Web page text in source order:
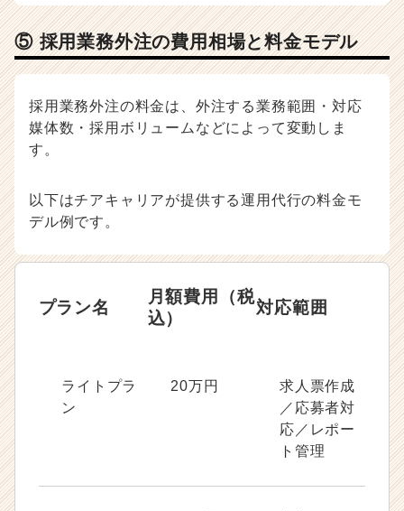
⑤ 採用業務外注の費用相場と料金モデル
採用業務外注の料金は、外注する業務範囲・対応
媒体数・採用ボリュームなどによって変動しま
す。
以下はチアキャリアが提供する運用代行の料金モ
デル例です。
プラン名
月額費用（税
込）
対応範囲
ライトプラ
ン
20万円
求人票作成
／応募者対
応／レポー
ト管理